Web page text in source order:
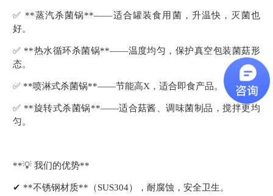
✅ **蒸汽杀菌锅**——适合罐装食用菌，升温快，灭菌也
好。
✅ **热水循环杀菌锅**——温度均匀，保护真空包装菌菇形
态。
✅ **喷淋式杀菌锅**——节能高X，适合即食产品。
✅ **旋转式杀菌锅**——适合菇酱、调味菌制品，搅拌更均
匀。
**💡 我们的优势**
✔ **不锈钢材质**（SUS304），耐腐蚀，安全卫生。